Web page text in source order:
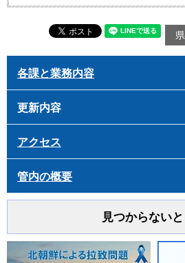
各課と業務内容
更新内容
アクセス
管内の概要
見つからない